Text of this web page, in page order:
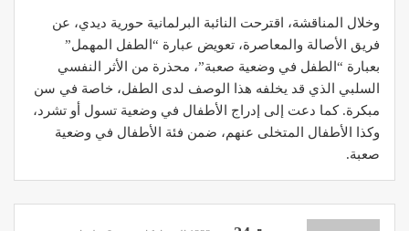
وخلال المناقشة، اقترحت النائبة البرلمانية حورية ديدي، عن
فريق الأصالة والمعاصرة، تعويض عبارة “الطفل المهمل”
بعبارة “الطفل في وضعية صعبة”، محذرة من الأثر النفسي
السلبي الذي قد يخلفه هذا الوصف لدى الطفل، خاصة في سن
مبكرة. كما دعت إلى إدراج الأطفال في وضعية تسول أو تشرد،
وكذا الأطفال المتخلى عنهم، ضمن فئة الأطفال في وضعية
صعبة.